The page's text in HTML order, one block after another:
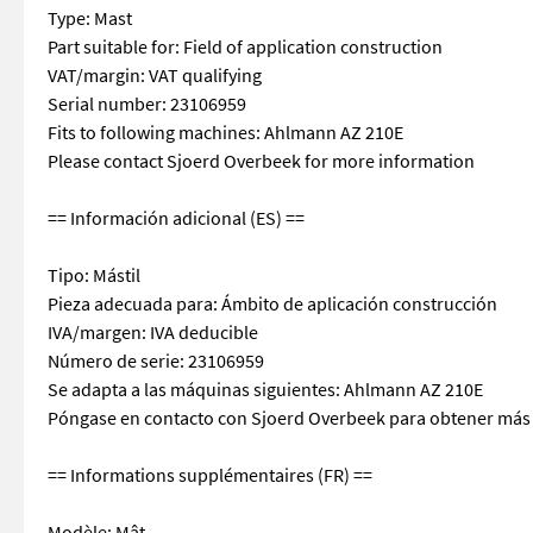
Type: Mast
Part suitable for: Field of application construction
VAT/margin: VAT qualifying
Serial number: 23106959
Fits to following machines: Ahlmann AZ 210E
Please contact Sjoerd Overbeek for more information
== Información adicional (ES) ==
Tipo: Mástil
Pieza adecuada para: Ámbito de aplicación construcción
IVA/margen: IVA deducible
Número de serie: 23106959
Se adapta a las máquinas siguientes: Ahlmann AZ 210E
Póngase en contacto con Sjoerd Overbeek para obtener
== Informations supplémentaires (FR) ==